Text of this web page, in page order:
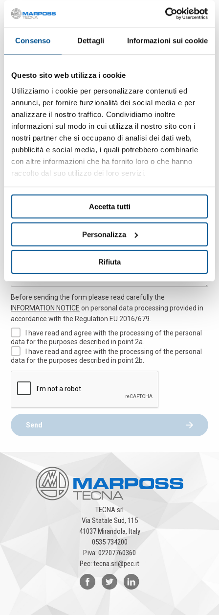
Consenso Dettagli Informazioni sui cookie
Questo sito web utilizza i cookie
Utilizziamo i cookie per personalizzare contenuti ed
annunci, per fornire funzionalità dei social media e per
analizzare il nostro traffico. Condividiamo inoltre
informazioni sul modo in cui utilizza il nostro sito con i
nostri partner che si occupano di analisi dei dati web,
pubblicità e social media, i quali potrebbero combinarle
con altre informazioni che ha fornito loro o che hanno
raccolto dal suo utilizzo dei loro servizi.
Accetta tutti
Personalizza
Rifiuta
Last name
Company
E-mail
ZIP Code
Before sending the form please read carefully the
INFORMATION NOTICE on personal data processing provided in
accordance with the Regulation EU 2016/679.
I have read and agree with the processing of the personal
data for the purposes described in point 2a.
I have read and agree with the processing of the personal
data for the purposes described in point 2b.
Send
TECNA srl
Via Statale Sud, 115
41037 Mirandola, Italy
0535 734200
P.iva: 02207760360
Pec: tecna.srl@pec.it